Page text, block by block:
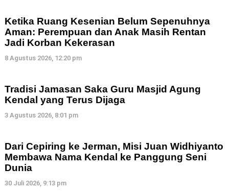
Ketika Ruang Kesenian Belum Sepenuhnya
Aman: Perempuan dan Anak Masih Rentan
Jadi Korban Kekerasan
8 Agustus 2026, 12:20 pm
Tradisi Jamasan Saka Guru Masjid Agung
Kendal yang Terus Dijaga
3 Agustus 2026, 8:01 pm
Dari Cepiring ke Jerman, Misi Juan Widhiyanto
Membawa Nama Kendal ke Panggung Seni
Dunia
30 Juli 2026, 9:13 pm